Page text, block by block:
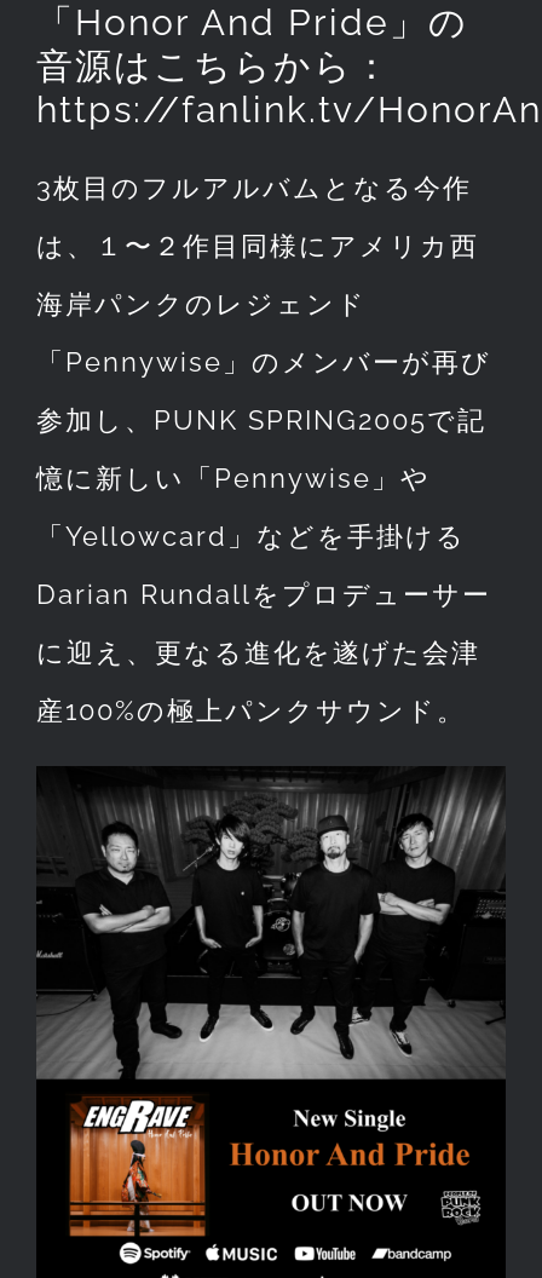
「Honor And Pride」の
音源はこちらから：
https://fanlink.tv/
3枚目のフルアルバムとなる今作
は、１〜２作目同様にアメリカ西
海岸パンクのレジェンド
「Pennywise」のメンバーが再び
参加し、PUNK SPRING2005で記
憶に新しい「Pennywise」や
「Yellowcard」などを手掛ける
Darian Rundallをプロデューサー
に迎え、更なる進化を遂げた会津
産100%の極上パンクサウンド。